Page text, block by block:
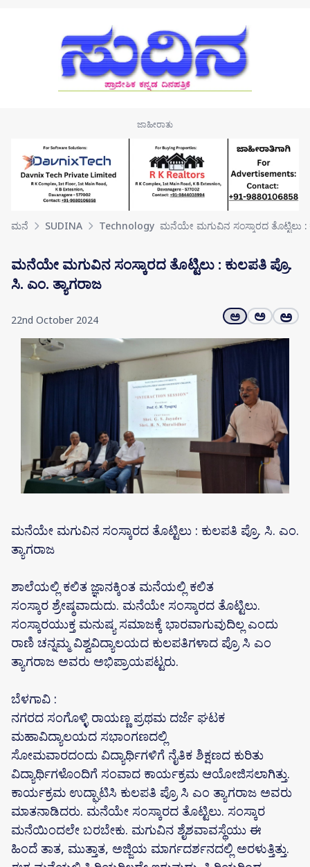
ಮನೆ SUDINA Technology ಮನೆಯೇ ಮಗುವಿನ ಸಂಸ್ಕಾರದ ತೊಟ್ಟಿಲು :
ಮನೆಯೇ ಮಗುವಿನ ಸಂಸ್ಕಾರದ ತೊಟ್ಟಿಲು : ಕುಲಪತಿ ಪ್ರೊ.
ಸಿ. ಎಂ. ತ್ಯಾಗರಾಜ
22nd October 2024 ಅ ಅ ಅ
ಮನೆಯೇ ಮಗುವಿನ ಸಂಸ್ಕಾರದ ತೊಟ್ಟಿಲು : ಕುಲಪತಿ ಪ್ರೊ. ಸಿ. ಎಂ.
ತ್ಯಾಗರಾಜ
ಶಾಲೆಯಲ್ಲಿ ಕಲಿತ ಜ್ಞಾನಕ್ಕಿಂತ ಮನೆಯಲ್ಲಿ ಕಲಿತ
ಸಂಸ್ಕಾರ ಶ್ರೇಷ್ಠವಾದುದು. ಮನೆಯೇ ಸಂಸ್ಕಾರದ ತೊಟ್ಟಿಲು.
ಸಂಸ್ಕಾರಯುಕ್ತ ಮನುಷ್ಯ ಸಮಾಜಕ್ಕೆ ಭಾರವಾಗುವುದಿಲ್ಲ ಎಂದು
ರಾಣಿ ಚನ್ನಮ್ಮ ವಿಶ್ವವಿದ್ಯಾಲಯದ ಕುಲಪತಿಗಳಾದ ಪ್ರೊ ಸಿ ಎಂ
ತ್ಯಾಗರಾಜ ಅವರು ಅಭಿಪ್ರಾಯಪಟ್ಟರು.
ಬೆಳಗಾವಿ :
ನಗರದ ಸಂಗೊಳ್ಳಿ ರಾಯಣ್ಣ ಪ್ರಥಮ ದರ್ಜೆ ಘಟಕ
ಮಹಾವಿದ್ಯಾಲಯದ ಸಭಾಂಗಣದಲ್ಲಿ
ಸೋಮವಾರದಂದು ವಿದ್ಯಾರ್ಥಿಗಳಿಗೆ ನೈತಿಕ ಶಿಕ್ಷಣದ ಕುರಿತು
ವಿದ್ಯಾರ್ಥಿಗಳೊಂದಿಗೆ ಸಂವಾದ ಕಾರ್ಯಕ್ರಮ ಆಯೋಜಿಸಲಾಗಿತ್ತು.
ಕಾರ್ಯಕ್ರಮ ಉದ್ಘಾಟಿಸಿ ಕುಲಪತಿ ಪ್ರೊ ಸಿ ಎಂ ತ್ಯಾಗರಾಜ ಅವರು
ಮಾತನಾಡಿದರು. ಮನೆಯೇ ಸಂಸ್ಕಾರದ ತೊಟ್ಟಿಲು. ಸಂಸ್ಕಾರ
ಮನೆಯಿಂದಲೇ ಬರಬೇಕು. ಮಗುವಿನ ಶೈಶವಾವಸ್ಥೆಯು ಈ
ಹಿಂದೆ ತಾತ, ಮುತ್ತಾತ, ಅಜ್ಜಿಯ ಮಾರ್ಗದರ್ಶನದಲ್ಲಿ ಅರಳುತ್ತಿತ್ತು.